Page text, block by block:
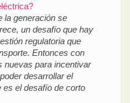
la generación se
un desafío que hay
regulatoria que
Entonces con
nuevas para incentivar
desarrollar el
es el desafío de corto